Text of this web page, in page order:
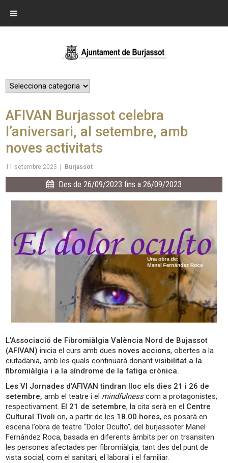
AFIVAN Burjassot celebra
l’aniversari, al setembre, amb
noves activitats
11 setembre 2023 Burjassot
Des de 26/09/2023 fins a 26/09/2023
L’Associació de Fibromiàlgia València Nord de Bujassot
(AFIVAN) inicia el curs amb dues noves accions, obertes a la
ciutadania, amb les quals continuarà donantvisibilitat a la
fibromiàlgia i a la síndrome de la fatiga crònica.
Les VI Jornades d’AFIVAN tindran lloc els dies 21 i 26 de
setembre, amb el teatre i el mindfulnesscom a protagonistes,
respectivament. El 21 de setembre, la cita serà en el Centre
Cultural Tívoli on, a partir de les 18.00 hores, es posarà en
escena l’obra de teatre “Dolor Oculto”, del burjassoter Manel
Fernández Roca, basada en diferents àmbits per on trsansiten
les persones afectades per fibromiàlgia, tant des del punt de
vista social, com el sanitari, el laboral i el familiar.